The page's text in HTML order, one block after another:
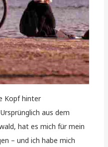
Kopf hinter
aus dem
hat es mich für mein
– und ich habe mich